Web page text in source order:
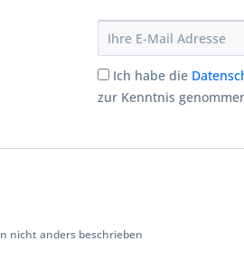
Ich habe die
zur Kenntnis
nicht anders beschrieben